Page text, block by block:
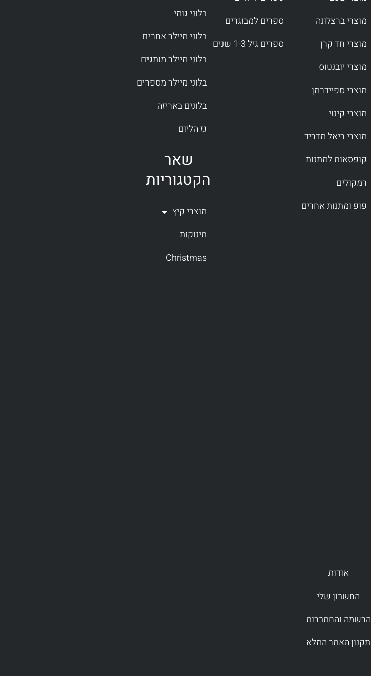
מוצרי ברצלונה
מוצרי חד קרן
מוצרי יובנטוס
מוצרי ספיידרמן
מוצרי קיטי
מוצרי ריאל מדריד
קופסאות למתנות
רמקולים
פופ ומתנות אחרים
ספרים למבוגרים
ספרים גיל 1-3 שנים
בלוני גומי
בלוני מיילר אחרים
בלוני מיילר מותגים
בלוני מיילר מספרים
בלונים באריזה
גז הליום
שאר
הקטגוריות
מוצרי קיץ
תינוקות
Christmas
אודות
החשבון שלי
הרשמה והחתברות
תקנון האתר המלא